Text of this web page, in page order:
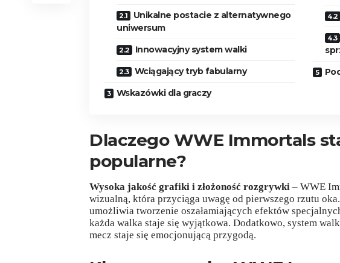
Unikalne postacie z alternatywnego
uniwersum
Innowacyjny system walki
Wciągający tryb fabularny
Wskazówki dla graczy
Dlaczego WWE Immortals
popularne?
Wysoka jakość grafiki i złożoność rozgrywki – WWE
wizualną, która przyciąga uwagę od pierwszego rzutu
umożliwia tworzenie oszałamiających efektów
każda walka staje się wyjątkowa. Dodatkowo, system
mecz staje się emocjonującą przygodą.